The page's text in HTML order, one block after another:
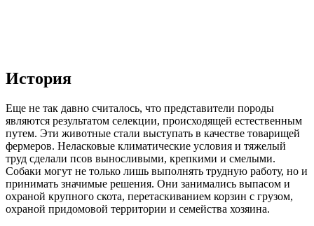
История
Еще не так давно считалось, что представители породы
являются результатом селекции, происходящей естественным
путем. Эти животные стали выступать в качестве товарищей
фермеров. Неласковые климатические условия и тяжелый
труд сделали псов выносливыми, крепкими и смелыми.
Собаки могут не только лишь выполнять трудную работу, но и
принимать значимые решения. Они занимались выпасом и
охраной крупного скота, перетаскиванием корзин с грузом,
охраной придомовой территории и семейства хозяина.